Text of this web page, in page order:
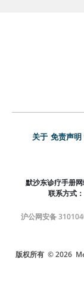
关于 免责声明
默沙东诊疗手册
联系方式
沪公网安备
版权所有 © 2026